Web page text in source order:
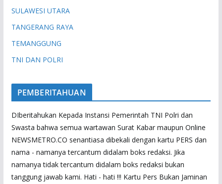
SULAWESI UTARA
TANGERANG RAYA
TEMANGGUNG
TNI DAN POLRI
PEMBERITAHUAN
DIberitahukan Kepada Instansi Pemerintah TNI Polri dan
Swasta bahwa semua wartawan Surat Kabar maupun Online
NEWSMETRO.CO senantiasa dibekali dengan kartu PERS dan
nama - namanya tercantum didalam boks redaksi. Jika
namanya tidak tercantum didalam boks redaksi bukan
tanggung jawab kami. Hati - hati !!! Kartu Pers Bukan Jaminan